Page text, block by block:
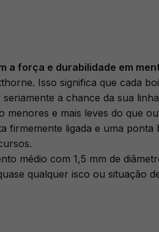
a força e durabilidade em
Isso significa que cada
a chance da sua
e mais leves do que
ligada e uma
médio com 1,5 mm de
qualquer isco ou situação